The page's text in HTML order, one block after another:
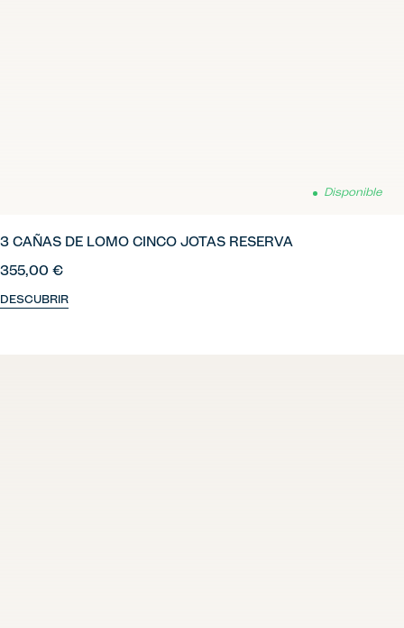
Disponible
3 CAÑAS DE LOMO CINCO JOTAS RESERVA
355,00 €
DESCUBRIR